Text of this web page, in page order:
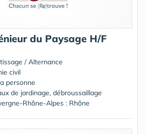
du Paysage H/F
/ Alternance
civil
personne
de jardinage, débroussaillage
Rhône-Alpes : Rhône